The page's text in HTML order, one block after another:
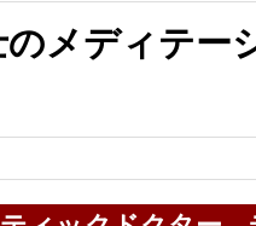
メディテー